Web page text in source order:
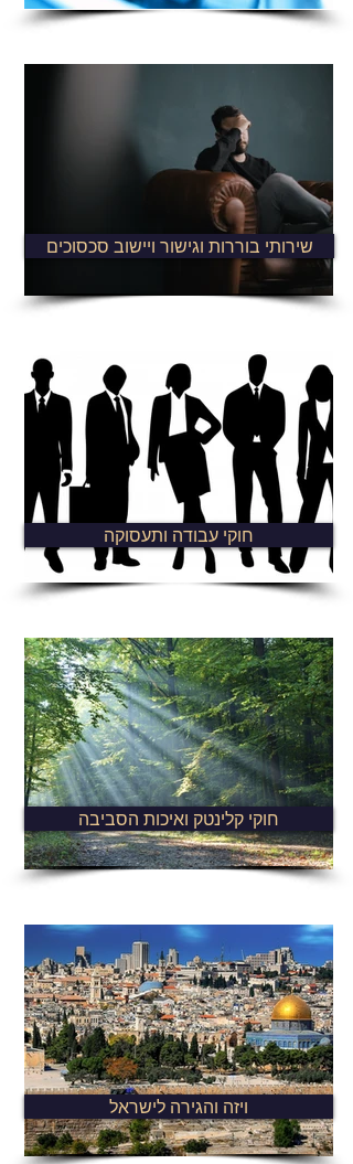
שירותי בוררות וגישור ויישוב סכסוכים
חוקי עבודה ותעסוקה
חוקי קלינטק ואיכות הסביבה
ויזה והגירה לישראל